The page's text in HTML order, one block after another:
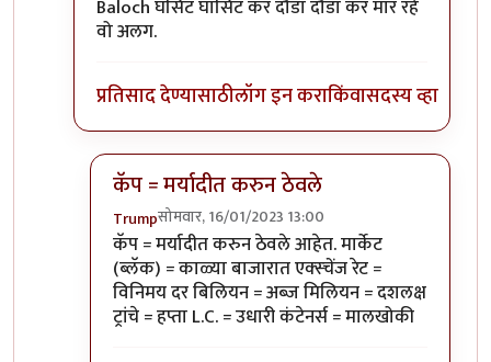
Baloch घसिट घासिट कर दौडा दौडा कर मार रहे
वो अलग.
प्रतिसाद देण्यासाठीलॉग इन कराकिंवासदस्य व्हा
कॅप = मर्यादीत करुन ठेवले
Trumpसोमवार, 16/01/2023 13:00
In reply toबर्याच वर्षानंतर लिहिते झालात
कॅप = मर्यादीत करुन ठेवले आहेत. मार्केट
(ब्लॅक) = काळ्या बाजारात एक्स्चेंज रेट =
विनिमय दर बिलियन = अब्ज मिलियन = दशलक्ष
ट्रांचे = हप्ता L.C. = उधारी कंटेनर्स = मालखोकी